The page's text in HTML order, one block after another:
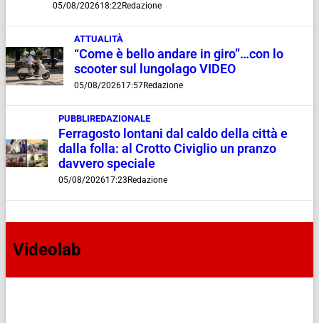
05/08/202618:22Redazione
ATTUALITÀ
“Come è bello andare in giro”…con lo
scooter sul lungolago VIDEO
05/08/202617:57Redazione
PUBBLIREDAZIONALE
Ferragosto lontani dal caldo della città e
dalla folla: al Crotto Civiglio un pranzo
davvero speciale
05/08/202617:23 Redazione
Videolab